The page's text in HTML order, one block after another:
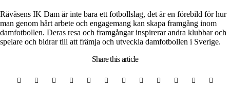
Rävåsens IK Dam är inte bara ett fotbollslag, det är en förebild för hur
man genom hårt arbete och engagemang kan skapa framgång inom
damfotbollen. Deras resa och framgångar inspirerar andra klubbar och
spelare och bidrar till att främja och utveckla damfotbollen i Sverige.
Sharethis article